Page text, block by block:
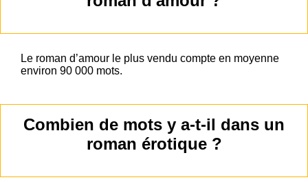
Le roman d’amour le plus vendu compte en moyenne
environ 90 000 mots.
Combien de mots y a-t-il dans un
roman érotique ?